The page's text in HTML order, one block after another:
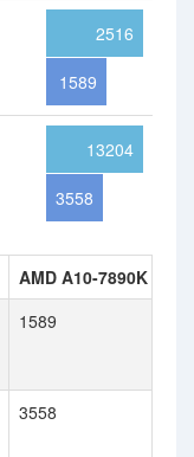
2516
1589
13204
3558
AMD A10-7890K
1589
3558